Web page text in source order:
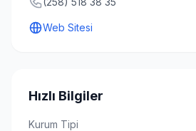
Web Sitesi
Hızlı Bilgiler
Kurum Tipi